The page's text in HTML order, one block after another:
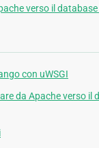
verso il
con uWSGI
da Apache verso il